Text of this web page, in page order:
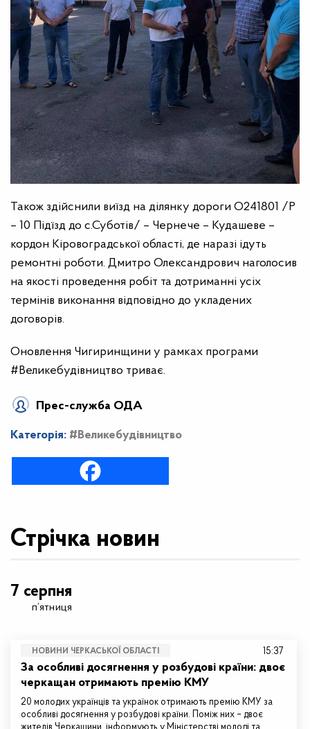
Також здійснили виїзд на ділянку дороги О241801 /Р
– 10 Підїзд до с.Суботів/ – Чернече – Кудашеве –
кордон Кіровоградської області, де наразі ідуть
ремонтні роботи. Дмитро Олександрович наголосив
на якості проведення робіт та дотриманні усіх
термінів виконання відповідно до укладених
договорів.
Оновлення Чигиринщини у рамках програми
#Великебудівництво триває.
Прес-служба ОДА
Категорія: #Великебудівництво
Стрічка новин
7 серпня
п’ятниця
НОВИНИ ЧЕРКАСЬКОЇ ОБЛАСТІ
За особливі досягнення у розбудові країни: двоє
черкащан отримають премію КМУ
20 молодих українців та українок отримають премію КМУ за
особливі досягнення у розбудові країни. Поміж них – двоє
15:37